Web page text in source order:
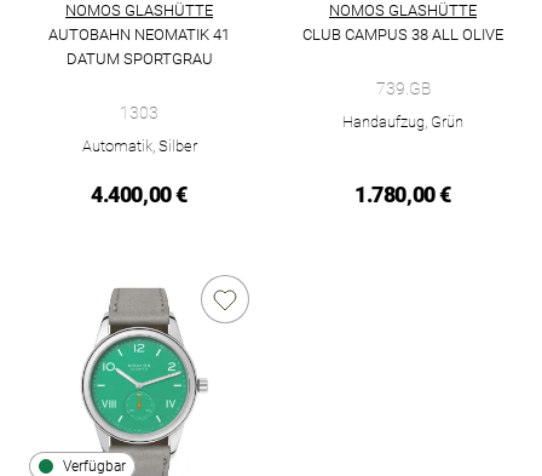
NOMOS GLASHÜTTE
AUTOBAHN NEOMATIK 41
DATUM SPORTGRAU
NOMOS Glashütte Autobahn neomatik 41 Datum sportgrau,
1303
Automatik, Silber
4.400,00 €
NOMOS GLASHÜTTE
CLUB CAMPUS 38 ALL OLIVE
739.GB
Handaufzug, Grün
1.780,00 €
Verfügbar